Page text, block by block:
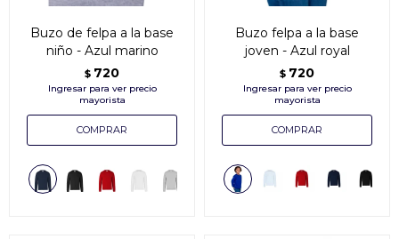
Buzo de felpa a la base
niño - Azul marino
$ 720
Buzo felpa a la base
joven - Azul royal
$ 720